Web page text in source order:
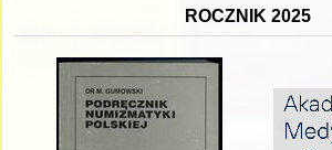
ROCZNIK 2025